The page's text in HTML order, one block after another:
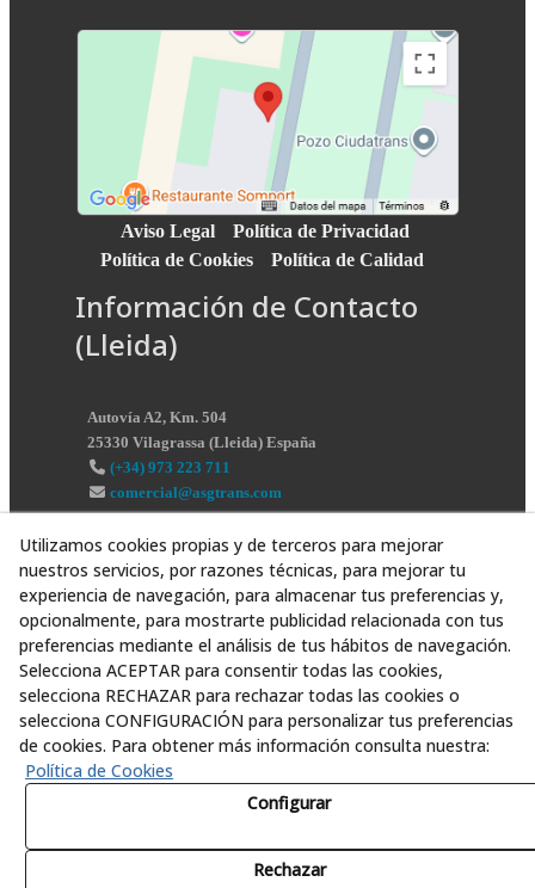
Aviso Legal
Política de Privacidad
Política de Cookies
Política de Calidad
Información de Contacto
(Lleida)
Autovía A2, Km. 504
25330 Vilagrassa (Lleida) España
(+34) 973 223 711
comercial@asgtrans.com
Utilizamos cookies propias y de terceros para mejorar
nuestros servicios, por razones técnicas, para mejorar tu
experiencia de navegación, para almacenar tus preferencias y,
opcionalmente, para mostrarte publicidad relacionada con tus
preferencias mediante el análisis de tus hábitos de navegación.
Selecciona ACEPTAR para consentir todas las cookies,
selecciona RECHAZAR para rechazar todas las cookies o
selecciona CONFIGURACIÓN para personalizar tus preferencias
de cookies. Para obtener más información consulta nuestra:
Política de Cookies
Configurar
Rechazar